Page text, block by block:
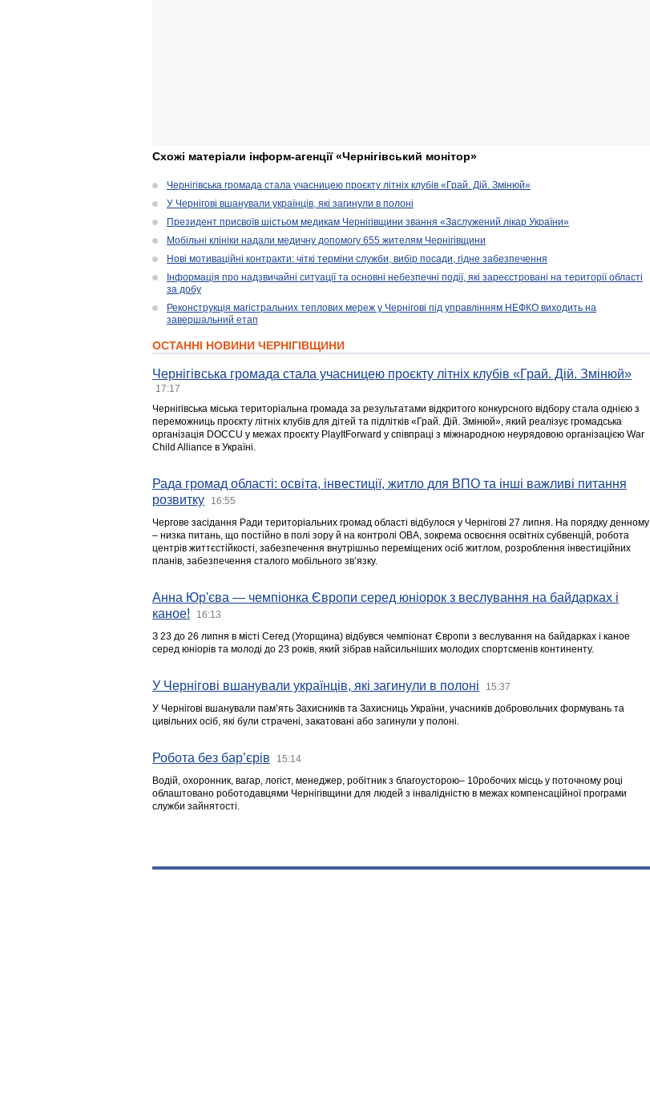
Схожі матеріали інформ-агенції «Чернігівський монітор»
Чернігівська громада стала учасницею проєкту літніх клубів «Грай. Дій. Змінюй»
У Чернігові вшанували українців, які загинули в полоні
Президент присвоїв шістьом медикам Чернігівщини звання «Заслужений лікар України»
Мобільні клініки надали медичну допомогу 655 жителям Чернігівщини
Нові мотиваційні контракти: чіткі терміни служби, вибір посади, гідне забезпечення
Інформація про надзвичайні ситуації та основні небезпечні події, які зареєстровані на території області
за добу
Реконструкція магістральних теплових мереж у Чернігові під управлінням НЕФКО виходить на
завершальний етап
ОСТАННІ НОВИНИ ЧЕРНІГІВЩИНИ
Чернігівська громада стала учасницею проєкту літніх клубів «Грай. Дій. Змінюй»
17:17
Чернігівська міська територіальна громада за результатами відкритого конкурсного відбору стала однією з
переможниць проєкту літніх клубів для дітей та підлітків «Грай. Дій. Змінюй», який реалізує громадська
організація DOCCU у межах проєкту PlayItForward у співпраці з міжнародною неурядовою організацією War
Child Alliance в Україні.
Рада громад області: освіта, інвестиції, житло для ВПО та інші важливі питання
розвитку
16:55
Чергове засідання Ради територіальних громад області відбулося у Чернігові 27 липня. На порядку денному
– низка питань, що постійно в полі зору й на контролі ОВА, зокрема освоєння освітніх субвенцій, робота
центрів життєстійкості, забезпечення внутрішньо переміщених осіб житлом, розроблення інвестиційних
планів, забезпечення сталого мобільного зв’язку.
Анна Юр'єва — чемпіонка Європи серед юніорок з веслування на байдарках і
каное!
16:13
З 23 до 26 липня в місті Сегед (Угорщина) відбувся чемпіонат Європи з веслування на байдарках і каное
серед юніорів та молоді до 23 років, який зібрав найсильніших молодих спортсменів континенту.
У Чернігові вшанували українців, які загинули в полоні 15:37
У Чернігові вшанували пам’ять Захисників та Захисниць України, учасників добровольчих формувань та
цивільних осіб, які були страчені, закатовані або загинули у полоні.
Робота без бар’єрів 15:14
Водій, охоронник, вагар, логіст, менеджер, робітник з благоусторою– 10робочих місць у поточному році
облаштовано роботодавцями Чернігівщини для людей з інвалідністю в межах компенсаційної програми
служби зайнятості.